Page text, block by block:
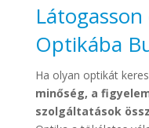
Látogasson
Optikába
Ha olyan optikát
minőség, a
szolgáltatások